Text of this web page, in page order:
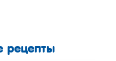
рецепты